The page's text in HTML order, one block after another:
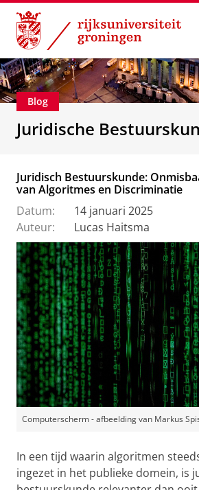
Skip
Content
Skip
Navigation
Over ons Voorlichting
Blog
Juridische
Juridisch Bestuurskunde:
van Algoritmes en Discriminatie
Datum:
14 januari 2025
Auteur:
Lucas Haitsma
Computerscherm - afbeelding van Markus
In een tijd waarin algoritmen
ingezet in het publieke domein, is